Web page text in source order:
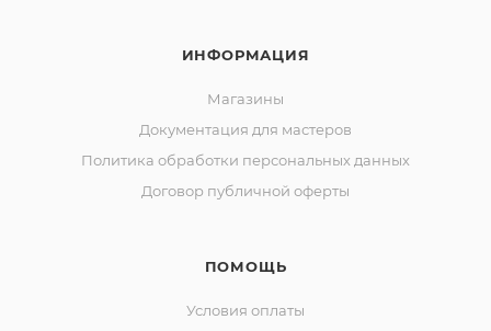
ИНФОРМАЦИЯ
Магазины
Документация для мастеров
Политика обработки персональных данных
Договор публичной оферты
ПОМОЩЬ
Условия оплаты